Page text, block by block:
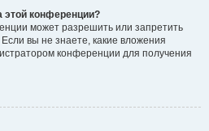
этой конференции?
может разрешить или запретить
вы не знаете, какие вложения
конференции для получения